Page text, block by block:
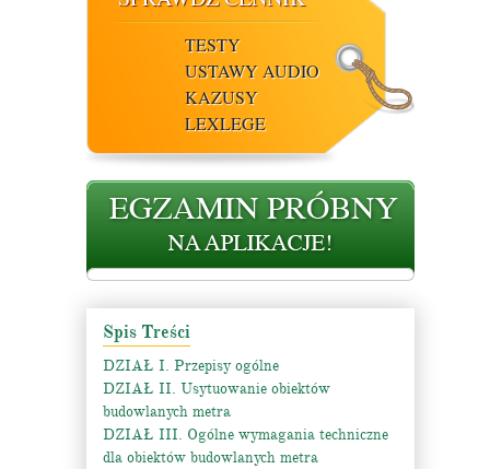
TESTY
USTAWY AUDIO
KAZUSY
LEXLEGE
Spis Treści
DZIAŁ I. Przepisy ogólne
DZIAŁ II. Usytuowanie obiektów
budowlanych metra
DZIAŁ III. Ogólne wymagania techniczne
dla obiektów budowlanych metra